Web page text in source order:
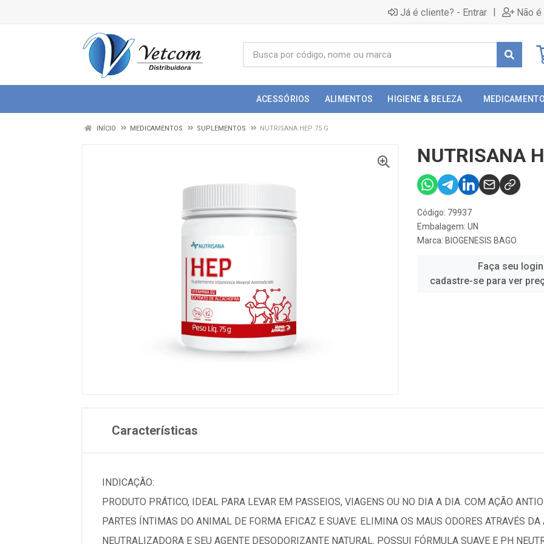
Já é cliente? - Entrar | Não
ACESSÓRIOS ALIMENTOS HIGIENE & BELEZA
INÍCIO MEDICAMENTOS SUPLEMENTOS NUTRISANA HEP 75 G
NUTRISANA
Código: 79937
Embalagem: UN
Marca: BIOGENESIS BAGO
Faça seu
cadastre-se para ver
Características
INDICAÇÃO:
PRODUTO PRÁTICO, IDEAL PARA LEVAR EM PASSEIOS, VIAGENS OU NO DIA A DIA. COM AÇÃO
PARTES ÍNTIMAS DO ANIMAL DE FORMA EFICAZ E SUAVE. ELIMINA OS MAUS ODORES ATRAVÉS
NEUTRALIZADORA E SEU AGENTE DESODORIZANTE NATURAL. POSSUI FÓRMULA SUAVE E PH